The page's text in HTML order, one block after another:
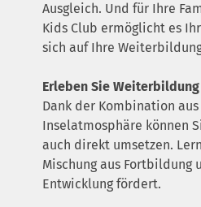
Ausgleich. Und für Ihre
Kids Club ermöglicht es
sich auf Ihre
Erleben Sie
Dank der Kombination
Inselatmosphäre können
auch direkt umsetzen.
Mischung aus
Entwicklung fördert.